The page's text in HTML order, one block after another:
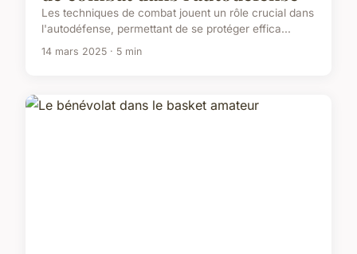
Les techniques de combat jouent un rôle crucial dans
l'autodéfense, permettant de se protéger effica...
14 mars 2025 · 5 min